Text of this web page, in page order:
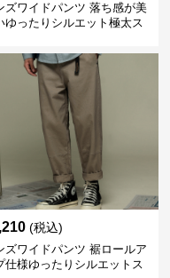
ズワイドパンツ 落ち感が美
ゆったりシルエット極太ス
(税込)
ズワイドパンツ 裾ロールア
仕様ゆったりシルエットス